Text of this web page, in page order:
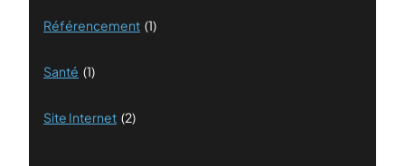
Référencement (1)
Santé (1)
Site Internet (2)